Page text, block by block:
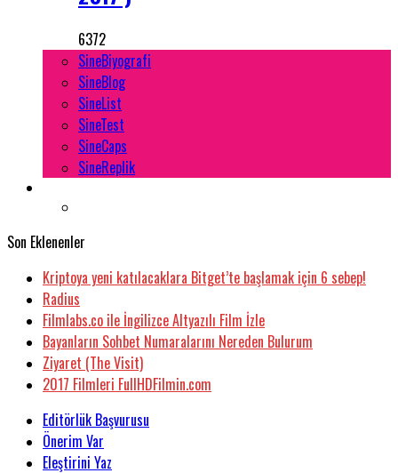
6372
SineBiyografi
SineBlog
SineList
SineTest
SineCaps
SineReplik
Son Eklenenler
Kriptoya yeni katılacaklara Bitget’te başlamak için 6 sebep!
Radius
Filmlabs.co ile İngilizce Altyazılı Film İzle
Bayanların Sohbet Numaralarını Nereden Bulurum
Ziyaret (The Visit)
2017 Filmleri FullHDFilmin.com
Editörlük Başvurusu
Önerim Var
Eleştirini Yaz